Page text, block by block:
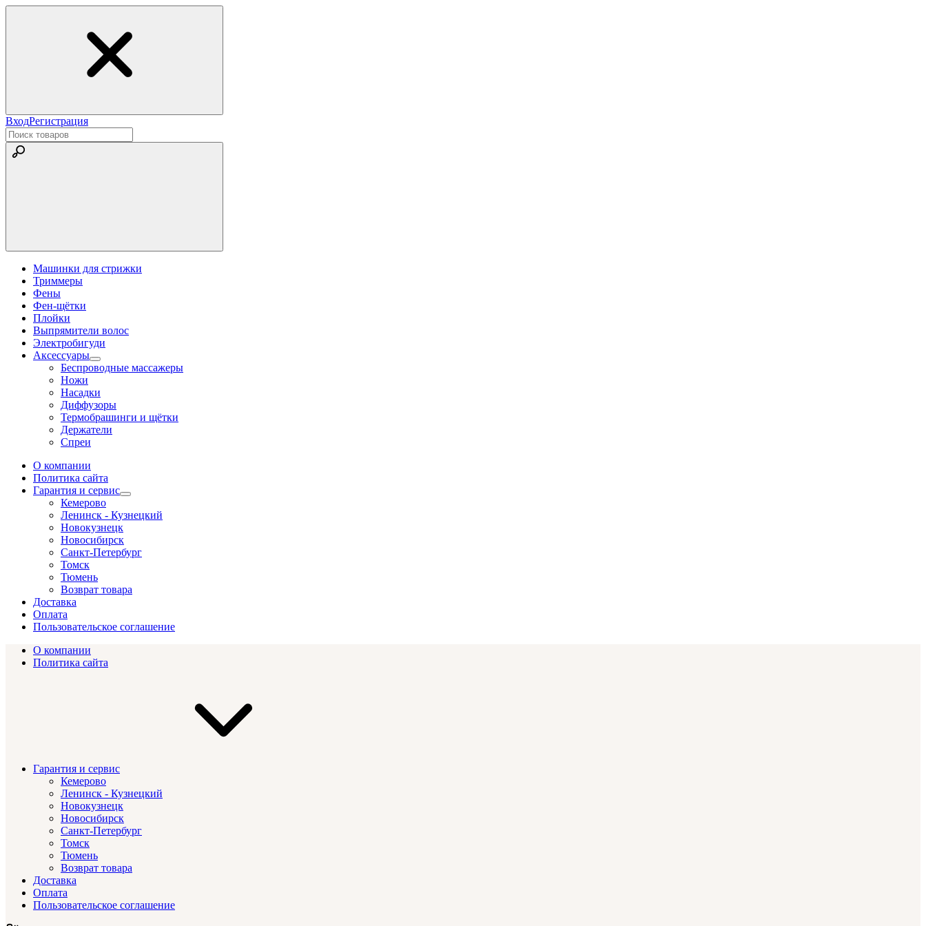
ВходРегистрация
Машинки для стрижки
Триммеры
Фены
Фен-щётки
Плойки
Выпрямители волос
Электробигуди
Аксессуары
Беспроводные массажеры
Ножи
Насадки
Диффузоры
Термобрашинги и щётки
Держатели
Спреи
О компании
Политика сайта
Гарантия и сервис
Кемерово
Ленинск - Кузнецкий
Новокузнецк
Новосибирск
Санкт-Петербург
Томск
Тюмень
Возврат товара
Доставка
Оплата
Пользовательское соглашение
О компании
Политика сайта
Гарантия и сервис
Кемерово
Ленинск - Кузнецкий
Новокузнецк
Новосибирск
Санкт-Петербург
Томск
Тюмень
Возврат товара
Доставка
Оплата
Пользовательское соглашение